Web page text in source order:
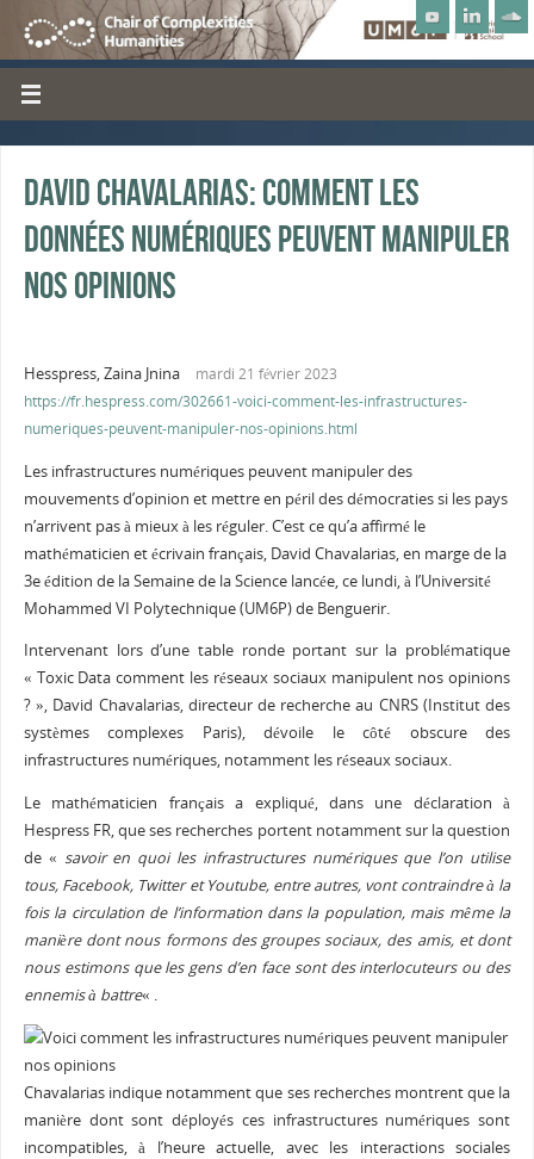
David Chavalarias: comment les
données numériques peuvent manipuler
nos opinions
Hesspress, Zaina Jnina
mardi 21 février 2023
https://fr.hespress.com/302661-voici-comment-les-infrastructures-
numeriques-peuvent-manipuler-nos-opinions.html
Les infrastructures numériques peuvent manipuler des
mouvements d’opinion et mettre en péril des démocraties si les pays
n’arrivent pas à mieux à les réguler. C’est ce qu’a affirmé le
mathématicien et écrivain français, David Chavalarias, en marge de la
3e édition de la Semaine de la Science lancée, ce lundi, à l’Université
Mohammed VI Polytechnique (UM6P) de Benguerir.
Intervenant lors d’une table ronde portant sur la problématique
« Toxic Data comment les réseaux sociaux manipulent nos opinions
? », David Chavalarias, directeur de recherche au CNRS (Institut des
systèmes complexes Paris), dévoile le côté obscure des
infrastructures numériques, notamment les réseaux sociaux.
Le mathématicien français a expliqué, dans une déclaration à
Hespress FR, que ses recherches portent notamment sur la question
de « savoir en quoi les infrastructures numériques que l’on utilise
tous, Facebook, Twitter et Youtube, entre autres, vont contraindre à la
fois la circulation de l’information dans la population, mais même la
manière dont nous formons des groupes sociaux, des amis, et dont
nous estimons que les gens d’en face sont des interlocuteurs ou des
ennemis à battre« .
Chavalarias indique notamment que ses recherches montrent que la
manière dont sont déployés ces infrastructures numériques sont
incompatibles, à l’heure actuelle, avec les interactions sociales